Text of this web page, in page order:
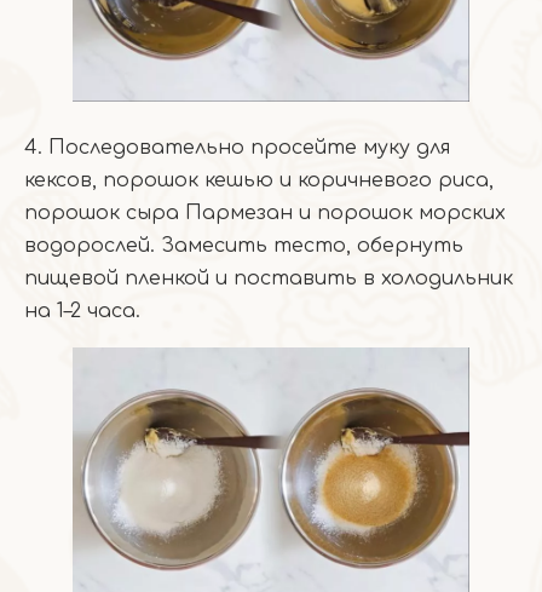
4. Последовательно просейте муку для
кексов, порошок кешью и коричневого риса,
порошок сыра Пармезан и порошок морских
водорослей. Замесить тесто, обернуть
пищевой пленкой и поставить в холодильник
на 1–2 часа.